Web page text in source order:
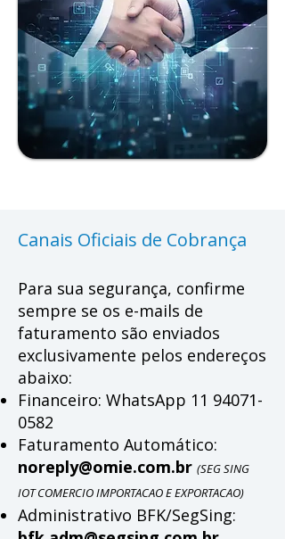
Canais Oficiais de Cobrança
Para sua segurança, confirme
sempre se os e-mails de
faturamento são enviados
exclusivamente pelos endereços
abaixo:
Financeiro: WhatsApp 11 94071-
0582
Faturamento Automático:
noreply@omie.com.br (SEG SING
IOT COMERCIO IMPORTACAO E EXPORTACAO)
Administrativo BFK/SegSing: